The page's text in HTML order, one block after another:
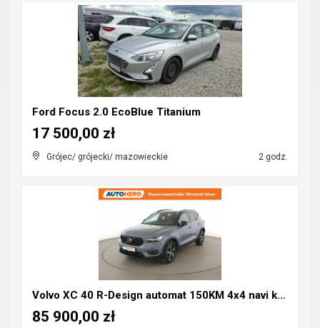
Ford Focus 2.0 EcoBlue Titanium
Grójec/ grójecki/ mazowieckie 2 godz.
17 500,00 zł
Volvo XC 40 R-Design automat 150KM 4x4 navi kamera...
85 900,00 zł